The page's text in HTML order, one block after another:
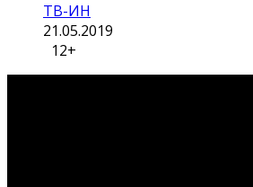
ТВ-ИН
21.05.2019
12+